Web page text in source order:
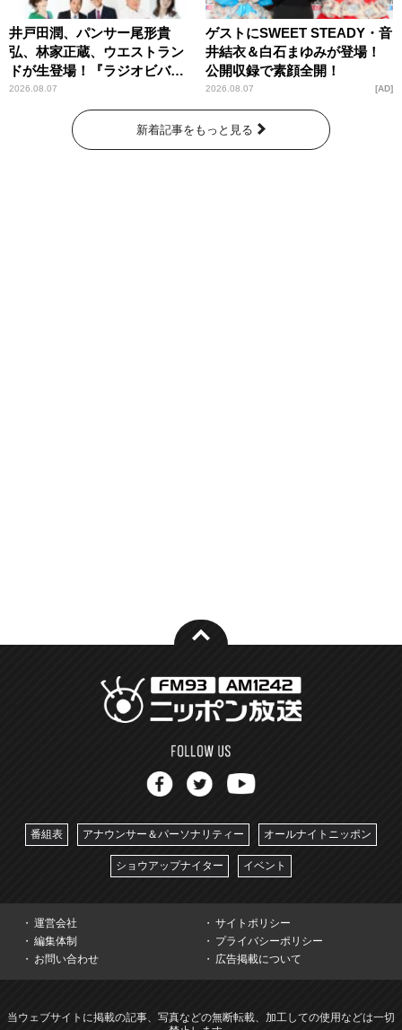
井戸田潤、パンサー尾形貴
弘、林家正蔵、ウエストラン
ドが生登場！『ラジオビバリ
ー昼ズ』
2026.08.07
ゲストにSWEET STEADY・音
井結衣＆白石まゆみが登場！
公開収録で素顔全開！
2026.08.07 AD
新着記事をもっと見る
番組表 アナウンサー＆パーソナリティー オールナイトニッポン
ショウアップナイター イベント
運営会社
サイトポリシー
編集体制
プライバシーポリシー
お問い合わせ
広告掲載について
当ウェブサイトに掲載の記事、写真などの無断転載、加工しての使用などは一切